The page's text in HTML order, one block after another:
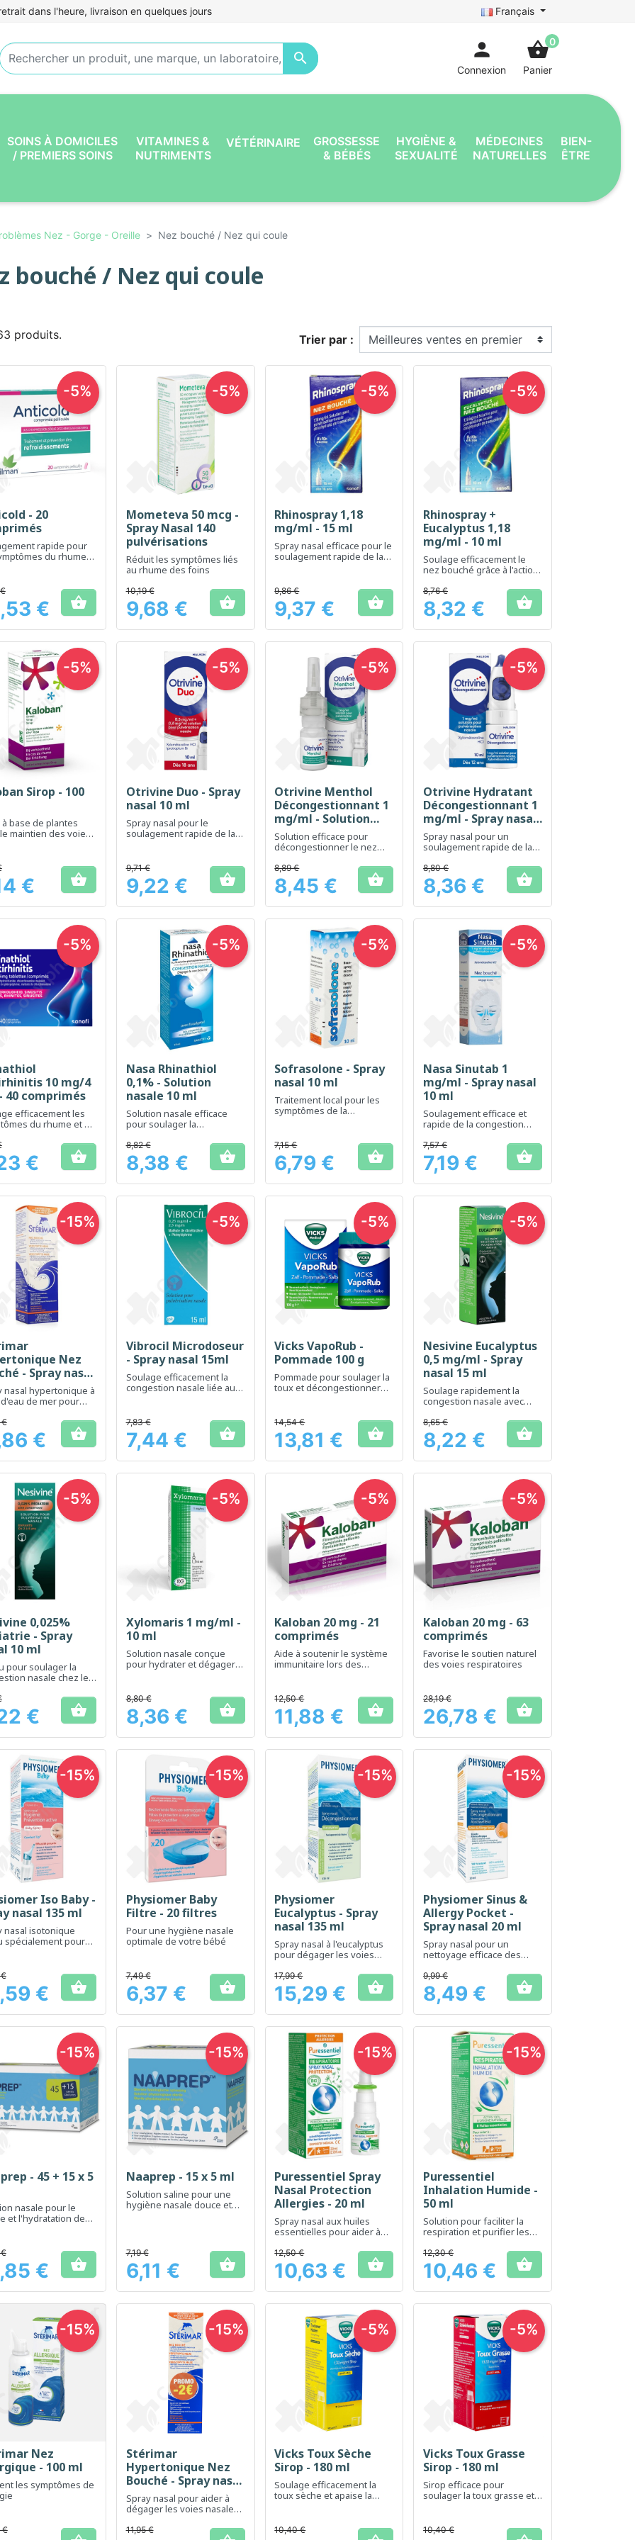
dans l'heure, livraison en quelques jours Français
 person
Connexion
shopping_basket0
Panier
SOINS À DOMICILES
/ PREMIERS SOINS
VITAMINES &
NUTRIMENTS
VÉTÉRINAIRE
GROSSESSE
& BÉBÉS
HYGIÈNE &
SEXUALITÉ
MÉDECINES
NATURELLES
BIEN-
ÊTRE
Nez - Gorge - Oreille Nez bouché / Nez qui coule
bouché / Nez qui coule
produits. Trier par :
Aperçu rapide
- 20
rapide pour
du rhume
€ 
-5%
Aperçu rapide
Mometeva 50 mcg -
Spray Nasal 140
pulvérisations
Réduit les symptômes liés
au rhume des foins
Prix
10,19 €
9,68 € 
-5%
Aperçu rapide
Rhinospray 1,18
mg/ml - 15 ml
Spray nasal efficace pour le
soulagement rapide de la
Prix
9,86 €
9,37 € 
-5%
Aperçu rapide
Rhinospray +
Eucalyptus 1,18
mg/ml - 10 ml
Soulage efficacement le
nez bouché grâce à l'action
Prix
8,76 €
8,32 € 
-5%
Aperçu rapide
Sirop - 100
base de plantes
maintien des voies
€ 
-5%
Aperçu rapide
Otrivine Duo - Spray
nasal 10 ml
Spray nasal pour le
soulagement rapide de la
Prix
9,71 €
9,22 € 
-5%
Aperçu rapide
Otrivine Menthol
Décongestionnant 1
mg/ml - Solution
nasale 10 ml
Solution efficace pour
décongestionner le nez
Prix
8,89 €
8,45 € 
-5%
Aperçu rapide
Otrivine Hydratant
Décongestionnant 1
mg/ml - Spray nasal
10 ml
Spray nasal pour un
soulagement rapide de la
Prix
8,80 €
8,36 € 
-5%
Aperçu rapide
10 mg/4
40 comprimés
efficacement les
du rhume et de
€ 
-5%
 Aperçu rapide
Nasa Rhinathiol
0,1% - Solution
nasale 10 ml
Solution nasale efficace
pour soulager la
Prix
8,82 €
8,38 € 
-5%
Aperçu rapide
Sofrasolone - Spray
nasal 10 ml
Traitement local pour les
symptômes de la
Prix
7,15 €
6,79 € 
-5%
 Aperçu rapide
Nasa Sinutab 1
mg/ml - Spray nasal
10 ml
Soulagement efficace et
rapide de la congestion
Prix
7,57 €
7,19 € 
-5%
Aperçu rapide
Nez
- Spray nasal
nasal hypertonique à
de mer pour
€
€ 
-15%
Aperçu rapide
Vibrocil Microdoseur
- Spray nasal 15ml
Soulage efficacement la
congestion nasale liée aux
Prix
7,83 €
7,44 € 
-5%
Aperçu rapide
Vicks VapoRub -
Pommade 100 g
Pommade pour soulager la
toux et décongestionner
Prix
14,54 €
13,81 € 
-5%
Aperçu rapide
Nesivine Eucalyptus
0,5 mg/ml - Spray
nasal 15 ml
Soulage rapidement la
congestion nasale avec
rafraîchissante
d'eucalyptus
Prix
8,65 €
8,22 € 
-5%
Aperçu rapide
0,025%
- Spray
10 ml
pour soulager la
nasale chez les
€ 
-5%
Aperçu rapide
Xylomaris 1 mg/ml -
10 ml
Solution nasale conçue
pour hydrater et dégager
Prix
8,80 €
8,36 € 
-5%
Aperçu rapide
Kaloban 20 mg - 21
comprimés
Aide à soutenir le système
immunitaire lors des
Prix
12,50 €
11,88 € 
-5%
Aperçu rapide
Kaloban 20 mg - 63
comprimés
Favorise le soutien naturel
des voies respiratoires
Prix
28,19 €
26,78 € 
-5%
Aperçu rapide
Iso Baby -
nasal 135 ml
nasal isotonique
spécialement pour
€ 
-15%
Aperçu rapide
Physiomer Baby
Filtre - 20 filtres
Pour une hygiène nasale
optimale de votre bébé
Prix
7,49 €
6,37 € 
-15%
Aperçu rapide
Physiomer
Eucalyptus - Spray
nasal 135 ml
Spray nasal à l'eucalyptus
pour dégager les voies
respiration
Prix
17,99 €
15,29 € 
-15%
Aperçu rapide
Physiomer Sinus &
Allergy Pocket -
Spray nasal 20 ml
Spray nasal pour un
nettoyage efficace des
Prix
9,99 €
8,49 € 
-15%
Aperçu rapide
- 45 + 15 x 5
nasale pour le
et l'hydratation des
€ 
-15%
Aperçu rapide
Naaprep - 15 x 5 ml
Solution saline pour une
hygiène nasale douce et
Prix
7,19 €
6,11 € 
-15%
Aperçu rapide
Puressentiel Spray
Nasal Protection
Allergies - 20 ml
Spray nasal aux huiles
essentielles pour aider à
respiratoires
Prix
12,50 €
10,63 € 
-15%
Aperçu rapide
Puressentiel
Inhalation Humide -
50 ml
Solution pour faciliter la
respiration et purifier les
Prix
12,30 €
10,46 € 
-15%
Aperçu rapide
Nez
- 100 ml
les symptômes de
€
-15%
 Aperçu rapide
Stérimar
Hypertonique Nez
Bouché - Spray nasal
100 ml - PROMO -2€
Spray nasal pour aider à
dégager les voies nasales
11,95 €
-15%
Aperçu rapide
Vicks Toux Sèche
Sirop - 180 ml
Soulage efficacement la
toux sèche et apaise la
10,40 €
-5%
Aperçu rapide
Vicks Toux Grasse
Sirop - 180 ml
Sirop efficace pour
soulager la toux grasse et
10,40 €
-5%